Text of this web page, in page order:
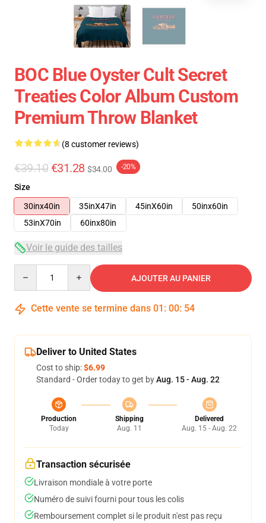
BOC Blue Oyster Cult Secret
Treaties Color Album Custom
Premium Throw Blanket
(8 customer reviews)
€39.10 €31.28 $34.00 -20%
Size
30inx40in
35inX47in 45inX60in
50inx60in
53inX70in
60inx80in
Voir le guide des tailles
AJOUTER AU PANIER
Cette vente se termine dans 01 : 00: 54
Deliver to United States
Cost to ship:$6.99
Standard - Order today to get byAug. 15 - Aug. 22
Production
Today
Shipping
Aug. 11
Delivered
Aug. 15 - Aug. 22
Transaction sécurisée
Livraison mondiale à votre porte
Numéro de suivi fourni pour tous les colis
Remboursement complet si le produit n'est pas reçu